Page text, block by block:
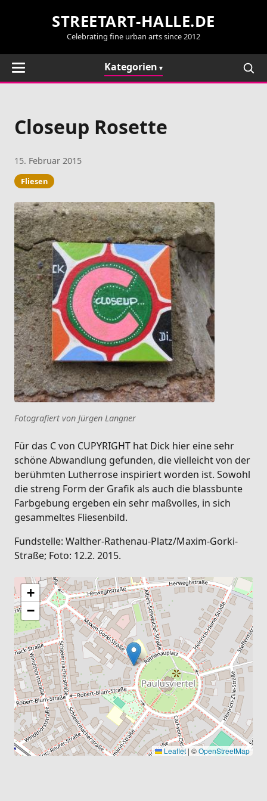
STREETART-HALLE.DE
Celebrating fine urban arts since 2012
Kategorien
Closeup Rosette
15. Februar 2015
Fliesen
Fotografiert von Jürgen Langner
Für das C von CUPYRIGHT hat Dick hier eine sehr
schöne Abwandlung gefunden, die vielleicht von der
berühmten Lutherrose inspiriert worden ist. Sowohl
die streng Form der Grafik als auch die blassbunte
Farbgebung ergeben ein sehr maßvolles, in sich
gesammeltes Fliesenbild.
Fundstelle: Walther-Rathenau-Platz/Maxim-Gorki-
Straße; Foto: 12.2. 2015.
+
−
Leaflet | ©OpenStreetMap